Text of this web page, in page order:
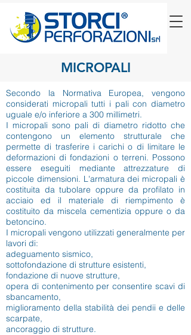
MICROPALI
Secondo la Normativa Europea, vengono
considerati micropali tutti i pali con diametro
uguale e/o inferiore a 300 millimetri.
I micropali sono pali di diametro ridotto che
contengono un elemento strutturale che
permette di trasferire i carichi o di limitare le
deformazioni di fondazioni o terreni. Possono
essere eseguiti mediante attrezzature di
piccole dimensioni. L'armatura dei micropali è
costituita da tubolare oppure da profilato in
acciaio ed il materiale di riempimento è
costituito da miscela cementizia oppure o da
betoncino.
I micropali vengono utilizzati generalmente per
lavori di:
adeguamento sismico,
sottofondazione di strutture esistenti,
fondazione di nuove strutture,
opera di contenimento per consentire scavi di
sbancamento,
miglioramento della stabilità dei pendii e delle
scarpate,
ancoraggio di strutture.